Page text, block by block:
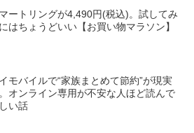
ートリングが4,490円(税込)。試してみ
はちょうどいい【お買い物マラソン】
モバイルで“家族まとめて節約”が現実
オンライン専用が不安な人ほど読んで
い話